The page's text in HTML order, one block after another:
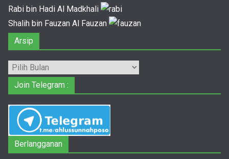
Rabi bin Hadi Al Madkhali
Shalih bin Fauzan Al Fauzan
Arsip
Arsip
Join Telegram :
Berlangganan